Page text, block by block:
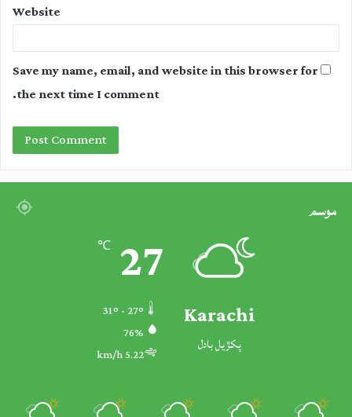
Website
Save my name, email, and website in this browser for
the next time I comment.
موسم
Karachi
پکڙيل بادل
27
℃
76%
5.22 km/h